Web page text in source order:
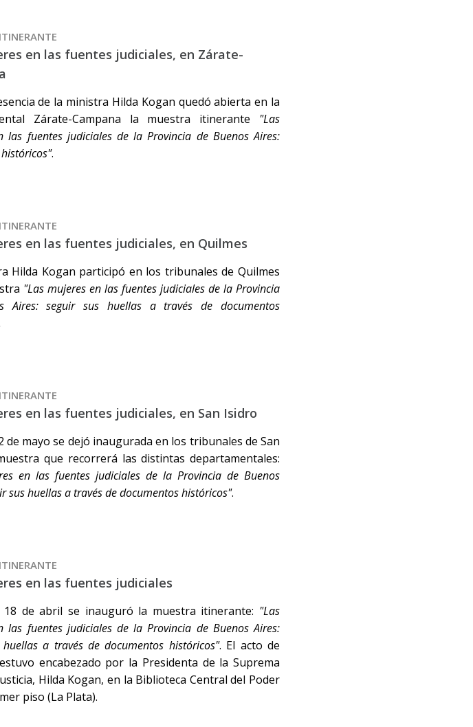
en las fuentes judiciales, en Zárate-
de la ministra Hilda Kogan quedó abierta en la
Zárate-Campana la muestra itinerante "Las
las fuentes judiciales de la Provincia de Buenos Aires:
.
en las fuentes judiciales, en Quilmes
Hilda Kogan participó en los tribunales de Quilmes
"Las mujeres en las fuentes judiciales de la Provincia
Aires: seguir sus huellas a través de documentos
en las fuentes judiciales, en San Isidro
de mayo se dejó inaugurada en los tribunales de San
que recorrerá las distintas departamentales:
en las fuentes judiciales de la Provincia de Buenos
sus huellas a través de documentos históricos".
en las fuentes judiciales
18 de abril se inauguró la muestra itinerante: "Las
las fuentes judiciales de la Provincia de Buenos Aires:
a través de documentos históricos". El acto de
encabezado por la Presidenta de la Suprema
Hilda Kogan, en la Biblioteca Central del Poder
piso (La Plata).